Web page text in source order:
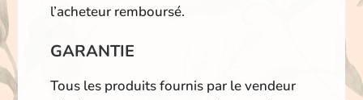
l’acheteur remboursé.
GARANTIE
Tous les produits fournis par le vendeur